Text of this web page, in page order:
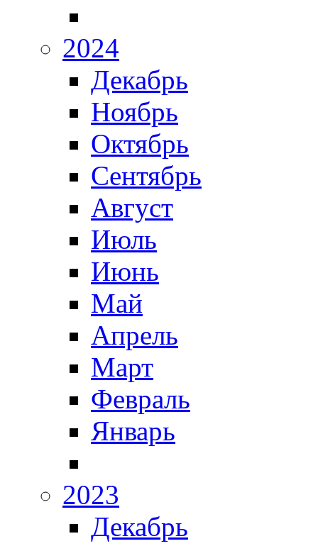
2024
Декабрь
Ноябрь
Октябрь
Сентябрь
Август
Июль
Июнь
Май
Апрель
Март
Февраль
Январь
2023
Декабрь